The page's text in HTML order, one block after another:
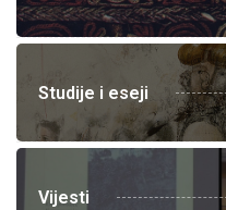
Studije i eseji
Vijesti